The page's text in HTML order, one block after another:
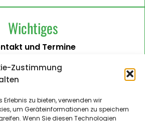
Zustimmung
zu bieten, verwenden wir
um Geräteinformationen zu speichern
Wenn Sie diesen Technologien
Wichtiges
und Termine
Barrierefreiheit
Impressum
Administration